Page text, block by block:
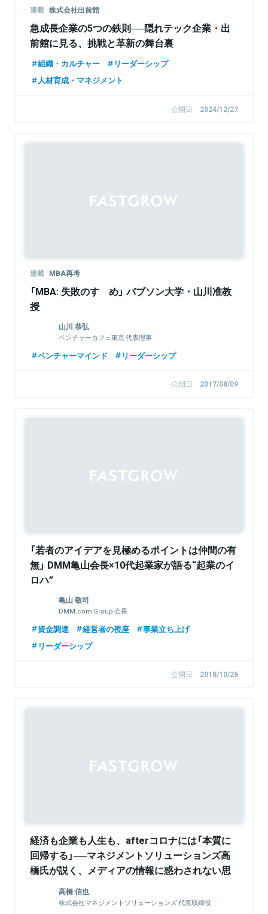
連載 株式会社出前館
急成長企業の5つの鉄則──隠れテック企業・出
前館に見る、挑戦と革新の舞台裏
組織・カルチャー
リーダーシップ
人材育成・マネジメント
公開日 2024/12/27
連載 MBA再考
「MBA: 失敗のすゝめ」 バブソン大学・山川准教
授
山川 恭弘
ベンチャーカフェ東京 代表理事
ベンチャーマインド リーダーシップ
公開日 2017/08/09
「若者のアイデアを見極めるポイントは仲間の有
無」 DMM亀山会長×10代起業家が語る“起業のイ
ロハ”
亀山 敬司
DMM.com Group 会長
資金調達 経営者の視座
事業立ち上げ
リーダーシップ
公開日 2018/10/26
経済も企業も人生も、afterコロナには「本質に
回帰する」──マネジメントソリューションズ高
橋氏が説く、メディアの情報に惑わされない思
高橋 信也
株式会社マネジメントソリューションズ 代表取締役